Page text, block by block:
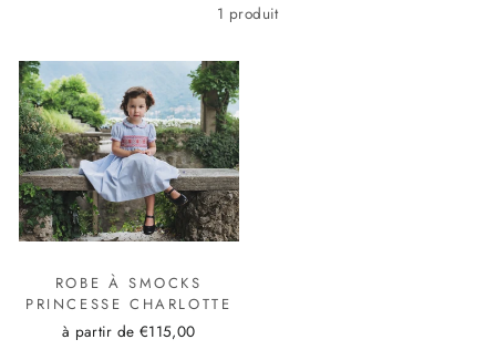
1 produit
ROBE À SMOCKS
PRINCESSE CHARLOTTE
à partir de €115,00